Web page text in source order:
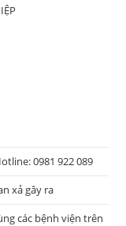
0981 922 089
xả gây ra
các bệnh viện trên